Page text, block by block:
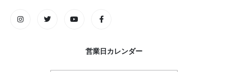
営業日カレンダー